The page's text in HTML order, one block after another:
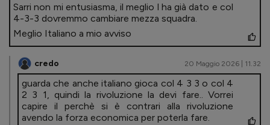
Sarri non mi entusiasma, il meglio l ha già dato e col
4-3-3 dovremmo cambiare mezza squadra.
Meglio Italiano a mio avviso
credo 20 Maggio 2026 | 11.32
guarda che anche italiano gioca col 4 3 3 o col 4
2 3 1, quindi la rivoluzione la devi fare.. Vorrei
capire il perchè si è contrari alla rivoluzione
avendo la forza economica per poterla fare.